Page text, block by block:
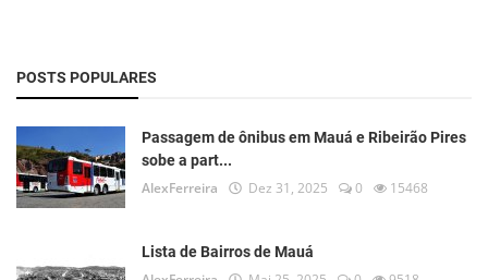
Registrar
POSTS POPULARES
Passagem de ônibus em Mauá e Ribeirão Pires
sobe a part...
AlexFerreira Dez 31, 2025 0 15468
Lista de Bairros de Mauá